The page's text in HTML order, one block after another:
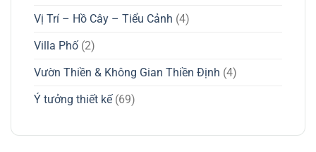
Vị Trí – Hồ Cây – Tiểu Cảnh (4)
Villa Phố (2)
Vườn Thiền & Không Gian Thiền Định (4)
Ý tưởng thiết kế(69)